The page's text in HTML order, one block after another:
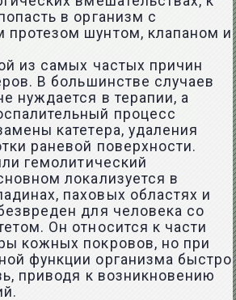
в организм с
шунтом, клапаном и
из самых частых причин
В большинстве случаев
нуждается в терапии, а
процесс
катетера, удаления
раневой поверхности.
гемолитический
локализуется в
паховых областях и
для человека со
Он относится к части
кожных покровов, но при
функции организма быстро
приводя к возникновению